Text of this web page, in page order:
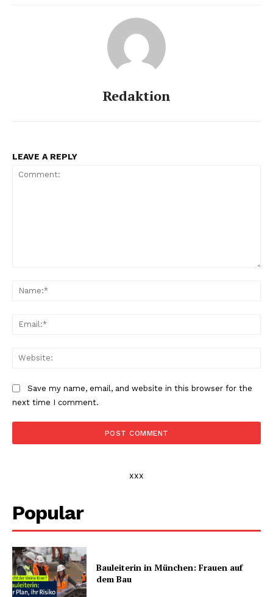
Redaktion
LEAVE A REPLY
Save my name, email, and website in this browser for the
next time I comment.
xxx
Popular
Bauleiterin in München: Frauen auf
dem Bau